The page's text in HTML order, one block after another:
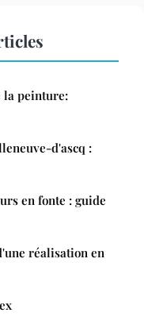
la peinture:
d'ascq :
en fonte : guide
réalisation en